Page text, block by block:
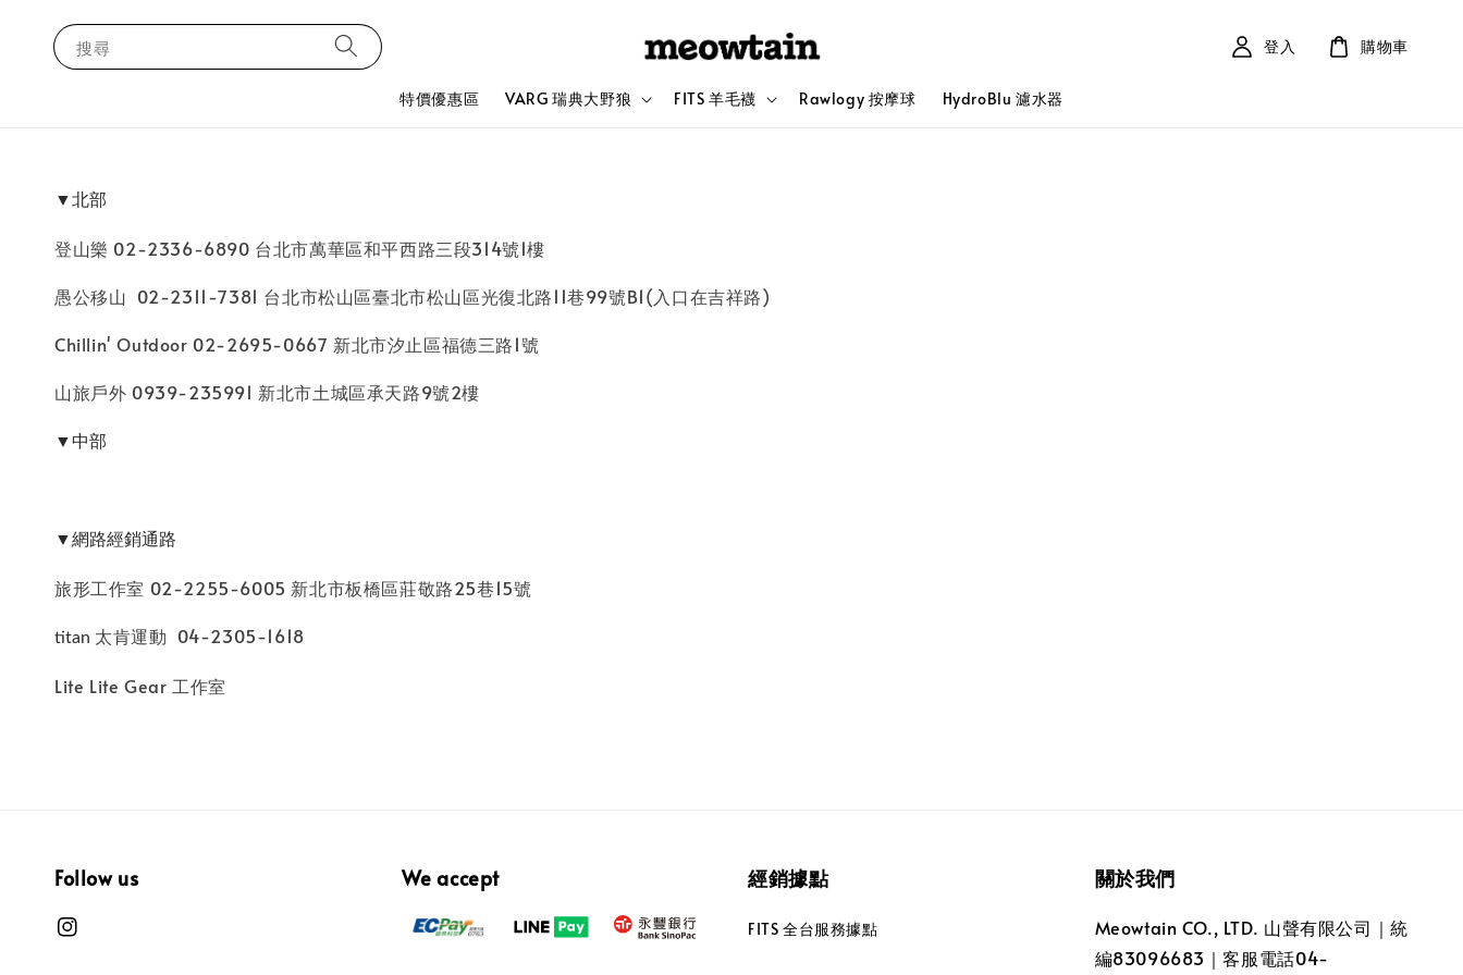
搜尋
特價優惠區 VARG 瑞典大野狼 FITS 羊毛襪 Rawlogy 按摩球 HydroBlu 濾水器
登入 購物車
▼北部
登山樂 02-2336-6890 台北市萬華區和平西路三段314號1樓
愚公移山 02-2311-7381 台北市松山區臺北市松山區光復北路11巷99號B1(入口在吉祥路)
Chillin' Outdoor 02-2695-0667 新北市汐止區福德三路1號
山旅戶外 0939-235991 新北市土城區承天路9號2樓
▼中部
▼網路經銷通路
旅形工作室 02-2255-6005 新北市板橋區莊敬路25巷15號
titan 太肯運動 04-2305-1618
Lite Lite Gear 工作室
Follow us We accept 經銷據點
FITS 全台服務據點
關於我們
Meowtain CO., LTD. 山聲有限公司｜統
編83096683｜客服電話04-